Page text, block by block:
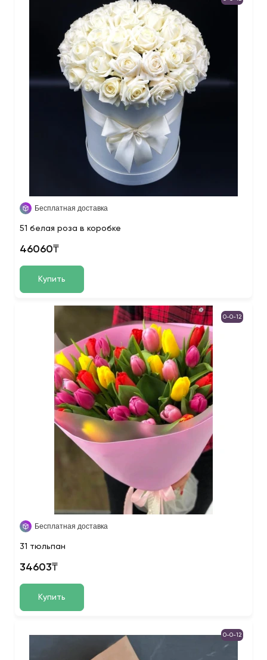
Бесплатная доставка
51 белая роза в коробке
46060₸
Купить
0-0-12
Бесплатная доставка
31 тюльпан
34603₸
Купить
0-0-12